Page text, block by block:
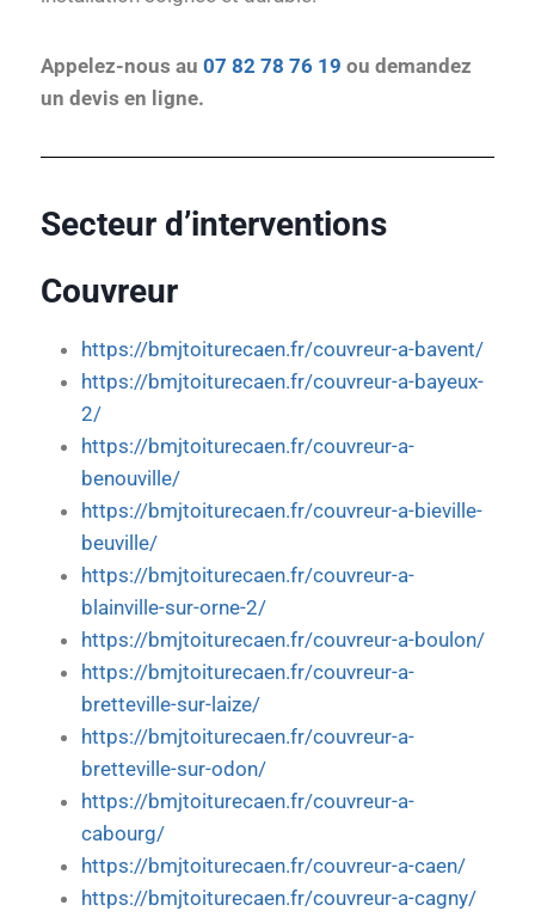
Appelez-nous au 07 82 78 76 19 ou demandez
un devis en ligne.
Secteur d’interventions
Couvreur
https://bmjtoiturecaen.fr/couvreur-a-bavent/
https://bmjtoiturecaen.fr/couvreur-a-bayeux-
2/
https://bmjtoiturecaen.fr/couvreur-a-
benouville/
https://bmjtoiturecaen.fr/couvreur-a-bieville-
beuville/
https://bmjtoiturecaen.fr/couvreur-a-
blainville-sur-orne-2/
https://bmjtoiturecaen.fr/couvreur-a-boulon/
https://bmjtoiturecaen.fr/couvreur-a-
bretteville-sur-laize/
https://bmjtoiturecaen.fr/couvreur-a-
bretteville-sur-odon/
https://bmjtoiturecaen.fr/couvreur-a-
cabourg/
https://bmjtoiturecaen.fr/couvreur-a-caen/
https://bmjtoiturecaen.fr/couvreur-a-cagny/